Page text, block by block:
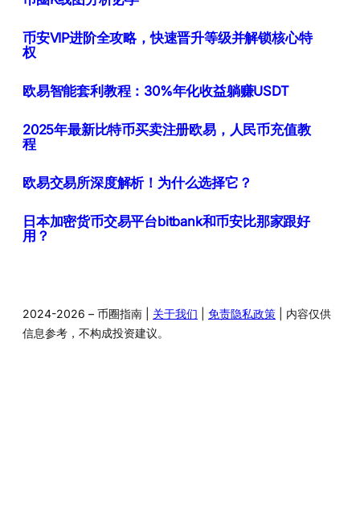
币安VIP进阶全攻略，快速晋升等级并解锁核心特
权
欧易智能套利教程：30%年化收益躺赚USDT
2025年最新比特币买卖注册欧易，人民币充值教
程
欧易交易所深度解析！为什么选择它？
日本加密货币交易平台bitbank和币安比那家跟好
用？
2024-2026 – 币圈指南 | 关于我们 免责隐私政策 | 内容仅供
信息参考，不构成投资建议。